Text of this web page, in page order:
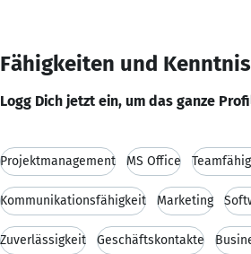
Fähigkeiten und
Logg Dich jetzt ein, um das ganze
Projektmanagement MS Office
Kommunikationsfähigkeit Marketing
Zuverlässigkeit Geschäftskontakte